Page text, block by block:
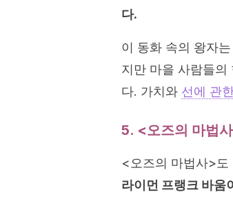
다.
이 동화 속의 왕자
지만 마을 사람들의
다. 가치와 선에 관
5. <오즈의 마법
<오즈의 마법사>도
라이먼 프랭크 바움